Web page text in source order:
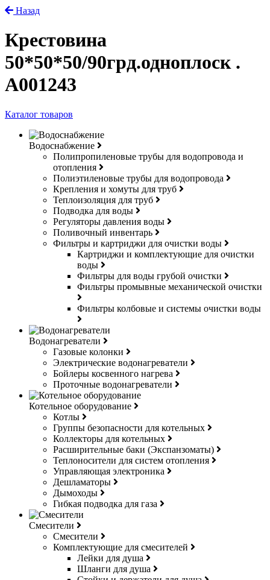
Назад
Крестовина
50*50*50/90грд.одноплоск .
A001243
Каталог товаров
Водоснабжение
Полипропиленовые трубы для водопровода и
отопления
Полиэтиленовые трубы для водопровода
Крепления и хомуты для труб
Теплоизоляция для труб
Подводка для воды
Регуляторы давления воды
Поливочный инвентарь
Фильтры и картриджи для очистки воды
Картриджи и комплектующие для очистки
воды
Фильтры для воды грубой очистки
Фильтры промывные механической очистки
Фильтры колбовые и системы очистки воды
Водонагреватели
Газовые колонки
Электрические водонагреватели
Бойлеры косвенного нагрева
Проточные водонагреватели
Котельное оборудование
Котлы
Группы безопасности для котельных
Коллекторы для котельных
Расширительные баки (Экспанзоматы)
Теплоносители для систем отопления
Управляющая электроника
Дешламаторы
Дымоходы
Гибкая подводка для газа
Смесители
Смесители
Комплектующие для смесителей
Лейки для душа
Шланги для душа